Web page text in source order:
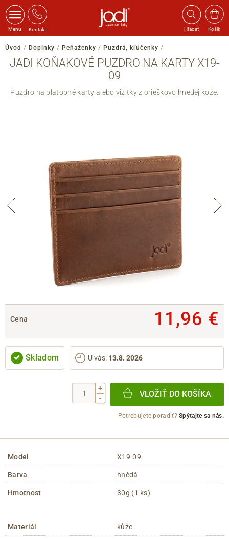
Menu Kontakt Hľadať Košík
Úvod / Doplnky / Peňaženky / Puzdrá, kľúčenky /
JADI KOŇAKOVÉ PUZDRO NA KARTY X19-
09
Puzdro na platobné karty alebo vizitky z orieškovo hnedej kože.
Cena 11,96 €
Skladom U vás: 13.8. 2026
+
-
VLOŽIŤ DO KOŠÍKA
Potrebujete poradiť?Spýtajte sa nás.
Model X19-09
Barva hnědá
Hmotnost 30g (1 ks)
Materiál kůže